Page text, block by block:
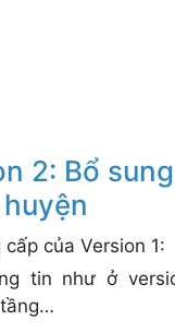
2: Bổ
của Version 1:
tin như ở